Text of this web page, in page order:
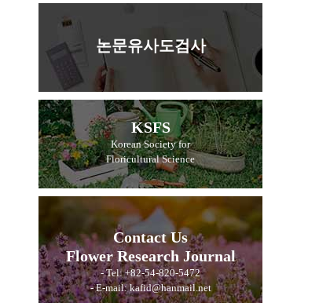
논문유사도검사
KSFS
Korean Society for
Floricultural Science
Contact Us
Flower Research Journal
- Tel: +82-54-820-5472
- E-mail: kafid@hanmail.net